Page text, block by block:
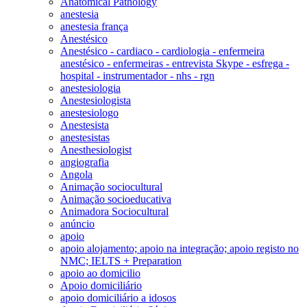
anestesia
anestesia frança
Anestésico
Anestésico - cardiaco - cardiologia - enfermeira
anestésico - enfermeiras - entrevista Skype - esfrega -
hospital - instrumentador - nhs - rgn
anestesiologia
Anestesiologista
anestesiologo
Anestesista
anestesistas
Anesthesiologist
angiografia
Angola
Animação sociocultural
Animação socioeducativa
Animadora Sociocultural
anúncio
apoio
apoio alojamento; apoio na integração; apoio registo no
NMC; IELTS + Preparation
apoio ao domicilio
Apoio domiciliário
apoio domiciliário a idosos